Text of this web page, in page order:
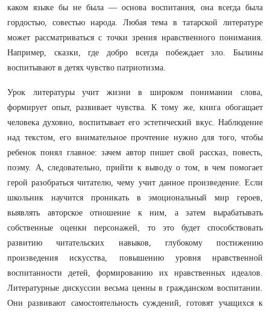
каком языке бы не была — основа воспитания, она всегда была
гордостью, совестью народа. Любая тема в татарской литературе
может рассматриваться с точки зрения нравственного понимания.
Например, сказки, где добро всегда побеждает зло. Былины
воспитывают в детях чувство патриотизма.
Урок литературы учит жизни в широком понимании слова,
формирует опыт, развивает чувства. К тому же, книга обогащает
человека духовно, воспитывает его эстетический вкус. Наблюдение
над текстом, его внимательное прочтение нужно для того, чтобы
ребенок понял главное: зачем автор пишет свой рассказ, повесть,
поэму. А, следовательно, прийти к выводу о том, в чем помогает
герой разобраться читателю, чему учит данное произведение. Если
школьник научится проникать в эмоциональный мир героев,
выявлять авторское отношение к ним, а затем вырабатывать
собственные оценки персонажей, то это будет способствовать
развитию читательских навыков, глубокому постижению
произведения искусства, повышению уровня нравственной
воспитанности детей, формированию их нравственных идеалов.
Литературные дискуссии весьма ценны в гражданском воспитании.
Они развивают самостоятельность суждений, готовят учащихся к